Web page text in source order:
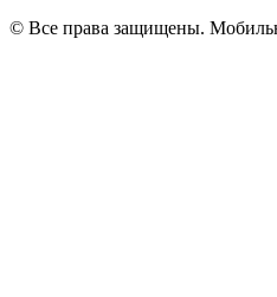
© Все права защищены.